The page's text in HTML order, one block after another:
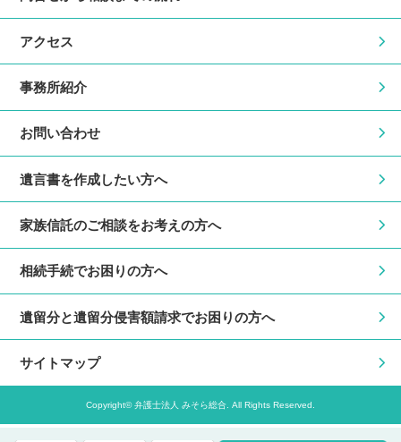
アクセス
事務所紹介
お問い合わせ
遺言書を作成したい方へ
家族信託のご相談をお考えの方へ
相続手続でお困りの方へ
遺留分と遺留分侵害額請求でお困りの方へ
サイトマップ
Copyright© 弁護士法人 みそら総合. All Rights Reserved.